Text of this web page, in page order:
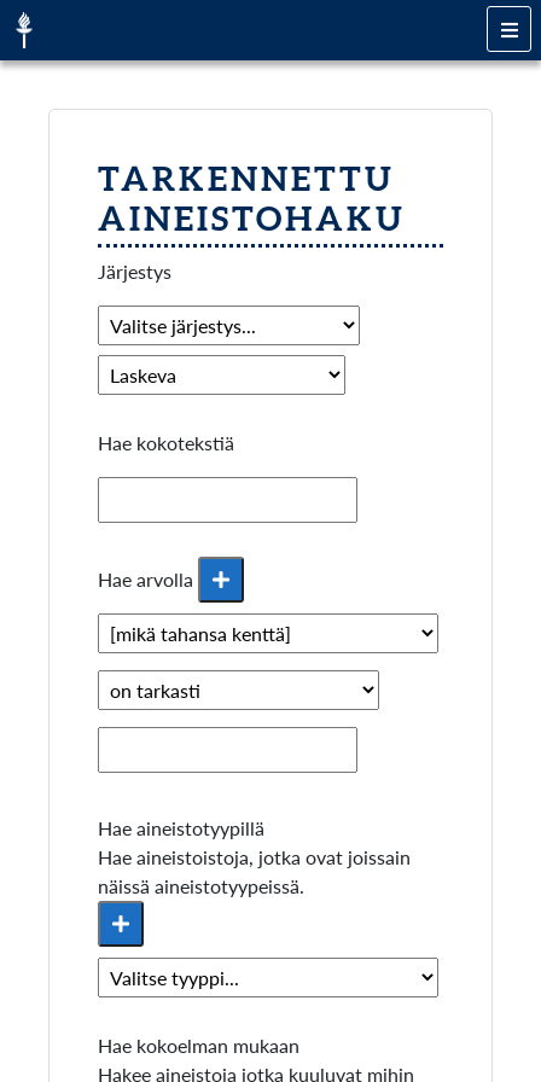
TARKENNETTU
AINEISTOHAKU
Järjestys
Hae kokotekstiä
Hae arvolla
Hae aineistotyypillä
Hae aineistoistoja, jotka ovat joissain
näissä aineistotyypeissä.
Hae kokoelman mukaan
Hakee aineistoja jotka kuuluvat mihin